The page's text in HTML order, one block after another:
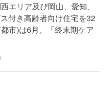
エリア及び岡山、愛知、
付き高齢者向け住宅を32
市)は6月、「終末期ケア